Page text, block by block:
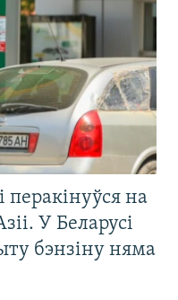
перакінуўся на
У Беларусі
бэнзіну няма